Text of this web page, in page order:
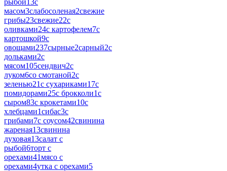
масом3слабосоленая2свежие
грибы23свежие22с
оливками24с картофелем7с
картошкой9с
овощами237сырные2сарный2с
дольками2с
мясом105сендвич2с
луком6со смотаной2с
зеленью21с сухариками17с
помидорами25с брокколи1с
сыром83с крокетами10с
хлебцами1сибас3с
грибами7с соусом42свинина
жареная13свинина
духовая13салат с
рыбой6торт с
орехами41мясо с
орехами4утка с орехами5